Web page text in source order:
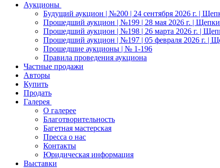
Аукционы
Будущий аукцион | №200 | 24 сентября 2026 г. |
Прошедший аукцион | №199 | 28 мая 2026 г. |
Прошедший аукцион | №198 | 26 марта 2026 г. |
Прошедший аукцион | №197 | 05 февраля 2026 г. |
Прошедшие аукционы | № 1-196
Правила проведения аукциона
Частные продажи
Авторы
Купить
Продать
Галерея
О галерее
Благотворительность
Багетная мастерская
Пресса о нас
Контакты
Юридическая информация
Выставки